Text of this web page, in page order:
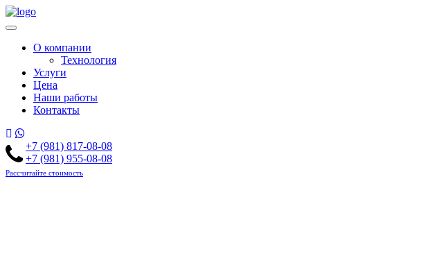
О компании
Технология
Услуги
Цена
Наши работы
Контакты
+7 (981) 817-08-08
+7 (981) 955-08-08
Рассчитайте стоимость